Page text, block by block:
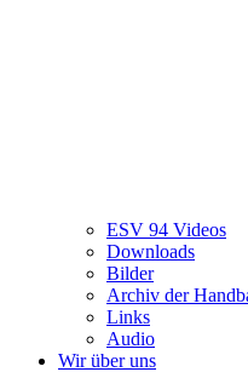
ESV 94 Videos
Downloads
Bilder
Archiv der
Links
Audio
Wir über uns